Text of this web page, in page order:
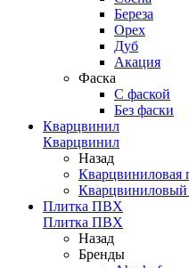
Береза
Орех
Дуб
Акация
Фаска
С фаской
Без фаски
Кварцвинил
Кварцвинил
Назад
Кварцвиниловая
Кварцвиниловый
Плитка ПВХ
Плитка ПВХ
Назад
Бренды